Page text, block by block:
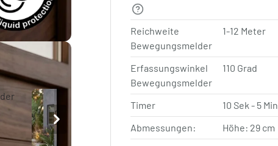
Reichweite
Bewegungsmelder
1-12 Meter
Erfassungswinkel
Bewegungsmelder
110 Grad
Timer
10 Sek - 5 Min
Abmessungen:
Höhe: 29 cm